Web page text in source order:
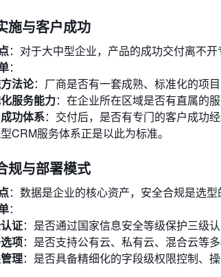
施与客户成功
：对于大中型企业，产品的成功交付离不开
：
法论：厂商是否有一套成熟、标准化的项
服务能力：在企业所在区域是否有直属的
功体系：交付后，是否有专门的客户成功
CRM服务体系正是以此为标准。
规与部署模式
：数据是企业的核心资产，安全合规是选型
：
证：是否通过国家信息安全等级保护三级
项：是否支持公有云、私有云、混合云等
理：是否具备精细化的字段级权限控制、